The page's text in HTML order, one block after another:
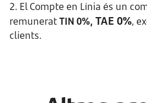
2. El Compte en Línia és un
remuneratTIN 0%, TAE 0%,
clients.